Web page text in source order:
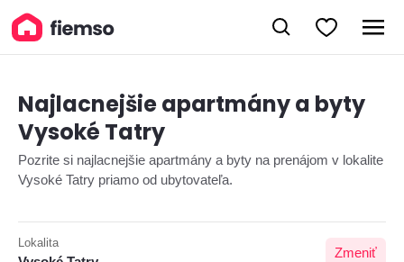
Najlacnejšie apartmány a byty
Vysoké Tatry
Pozrite si najlacnejšie apartmány a byty na prenájom v lokalite
Vysoké Tatry priamo od ubytovateľa.
Lokalita
Zmeniť